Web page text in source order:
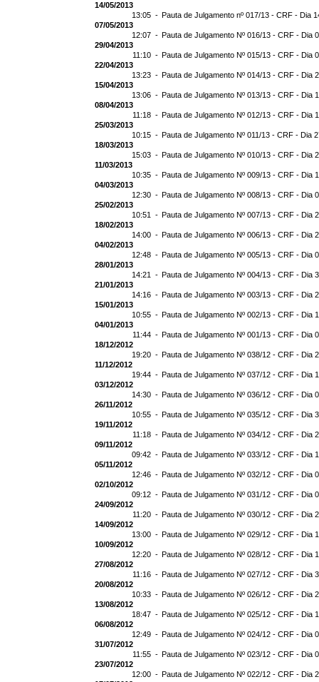
14/05/2013
13:05 - Pauta de Julgamento nº 017/13 - CRF - Dia
07/05/2013
12:07 - Pauta de Julgamento Nº 016/13 - CRF - Dia
29/04/2013
11:10 - Pauta de Julgamento Nº 015/13 - CRF - Dia
22/04/2013
13:23 - Pauta de Julgamento Nº 014/13 - CRF - Dia
15/04/2013
13:06 - Pauta de Julgamento Nº 013/13 - CRF - Dia
08/04/2013
11:18 - Pauta de Julgamento Nº 012/13 - CRF - Dia
25/03/2013
10:15 - Pauta de Julgamento Nº 011/13 - CRF - Dia
18/03/2013
15:03 - Pauta de Julgamento Nº 010/13 - CRF - Dia
11/03/2013
10:35 - Pauta de Julgamento Nº 009/13 - CRF - Dia
04/03/2013
12:30 - Pauta de Julgamento Nº 008/13 - CRF - Dia
25/02/2013
10:51 - Pauta de Julgamento Nº 007/13 - CRF - Dia
18/02/2013
14:00 - Pauta de Julgamento Nº 006/13 - CRF - Dia
04/02/2013
12:48 - Pauta de Julgamento Nº 005/13 - CRF - Dia
28/01/2013
14:21 - Pauta de Julgamento Nº 004/13 - CRF - Dia
21/01/2013
14:16 - Pauta de Julgamento Nº 003/13 - CRF - Dia
15/01/2013
10:55 - Pauta de Julgamento Nº 002/13 - CRF - Dia
04/01/2013
11:44 - Pauta de Julgamento Nº 001/13 - CRF - Dia
18/12/2012
19:20 - Pauta de Julgamento Nº 038/12 - CRF - Dia
11/12/2012
19:44 - Pauta de Julgamento Nº 037/12 - CRF - Dia
03/12/2012
14:30 - Pauta de Julgamento Nº 036/12 - CRF - Dia
26/11/2012
10:55 - Pauta de Julgamento Nº 035/12 - CRF - Dia
19/11/2012
11:18 - Pauta de Julgamento Nº 034/12 - CRF - Dia
09/11/2012
09:42 - Pauta de Julgamento Nº 033/12 - CRF - Dia
05/11/2012
12:46 - Pauta de Julgamento Nº 032/12 - CRF - Dia
02/10/2012
09:12 - Pauta de Julgamento Nº 031/12 - CRF - Dia
24/09/2012
11:20 - Pauta de Julgamento Nº 030/12 - CRF - Dia
14/09/2012
13:00 - Pauta de Julgamento Nº 029/12 - CRF - Dia
10/09/2012
12:20 - Pauta de Julgamento Nº 028/12 - CRF - Dia
27/08/2012
11:16 - Pauta de Julgamento Nº 027/12 - CRF - Dia
20/08/2012
10:33 - Pauta de Julgamento Nº 026/12 - CRF - Dia
13/08/2012
18:47 - Pauta de Julgamento Nº 025/12 - CRF - Dia
06/08/2012
12:49 - Pauta de Julgamento Nº 024/12 - CRF - Dia
31/07/2012
11:55 - Pauta de Julgamento Nº 023/12 - CRF - Dia
23/07/2012
12:00 - Pauta de Julgamento Nº 022/12 - CRF - Dia